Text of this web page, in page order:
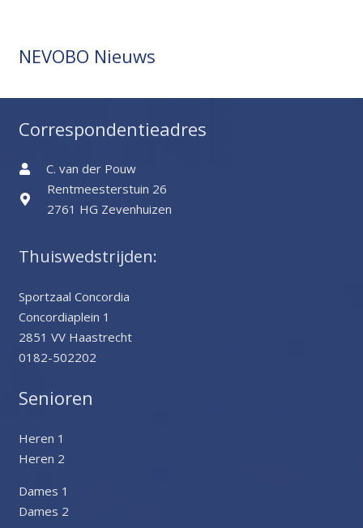
NEVOBO Nieuws
Correspondentieadres
C. van der Pouw
Rentmeesterstuin 26
2761 HG Zevenhuizen
Thuiswedstrijden:
Sportzaal Concordia
Concordiaplein 1
2851 VV Haastrecht
0182-502202
Senioren
Heren 1
Heren 2
Dames 1
Dames 2